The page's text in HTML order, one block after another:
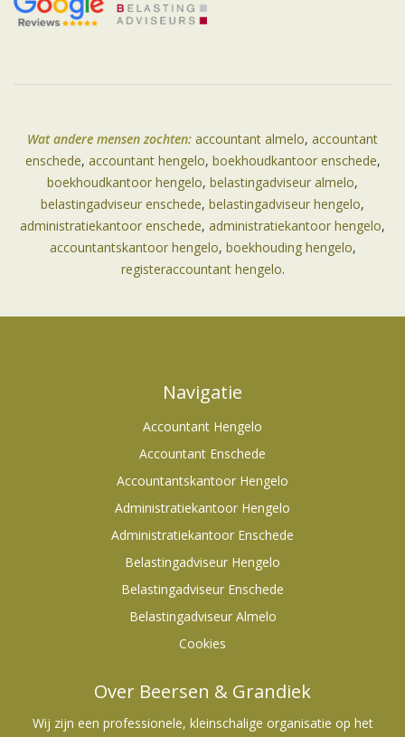
Wat andere mensen zochten: accountant almelo, accountant
enschede, accountant hengelo, boekhoudkantoor enschede,
boekhoudkantoor hengelo, belastingadviseur almelo,
belastingadviseur enschede, belastingadviseur hengelo,
administratiekantoor enschede, administratiekantoor hengelo,
accountantskantoor hengelo, boekhouding hengelo,
registeraccountant hengelo.
Navigatie
Accountant Hengelo
Accountant Enschede
Accountantskantoor Hengelo
Administratiekantoor Hengelo
Administratiekantoor Enschede
Belastingadviseur Hengelo
Belastingadviseur Enschede
Belastingadviseur Almelo
Cookies
Over Beersen & Grandiek
Wij zijn een professionele, kleinschalige organisatie op het